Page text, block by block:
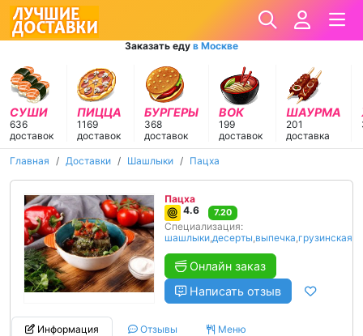
Заказать еду в Москве
СУШИ
636
доставок
ПИЦЦА
1169
доставок
БУРГЕРЫ
368
доставок
ВОК
199
доставок
ШАУРМА
201
доставка
Главная Доставки Шашлыки Пацха
Пацха
4.6
7.20
Специализация:
шашлыки,десерты,выпечка,грузинская
Онлайн заказ
Написать отзыв
Информация Отзывы Меню